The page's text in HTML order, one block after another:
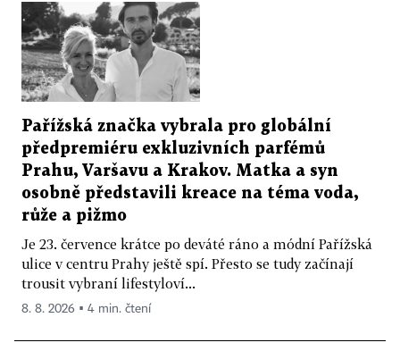
Pařížská značka vybrala pro globální
předpremiéru exkluzivních parfémů
Prahu, Varšavu a Krakov. Matka a syn
osobně představili kreace na téma voda,
růže a pižmo
Je 23. července krátce po deváté ráno a módní Pařížská
ulice v centru Prahy ještě spí. Přesto se tudy začínají
trousit vybraní lifestyloví...
8. 8. 2026 ▪ 4 min. čtení